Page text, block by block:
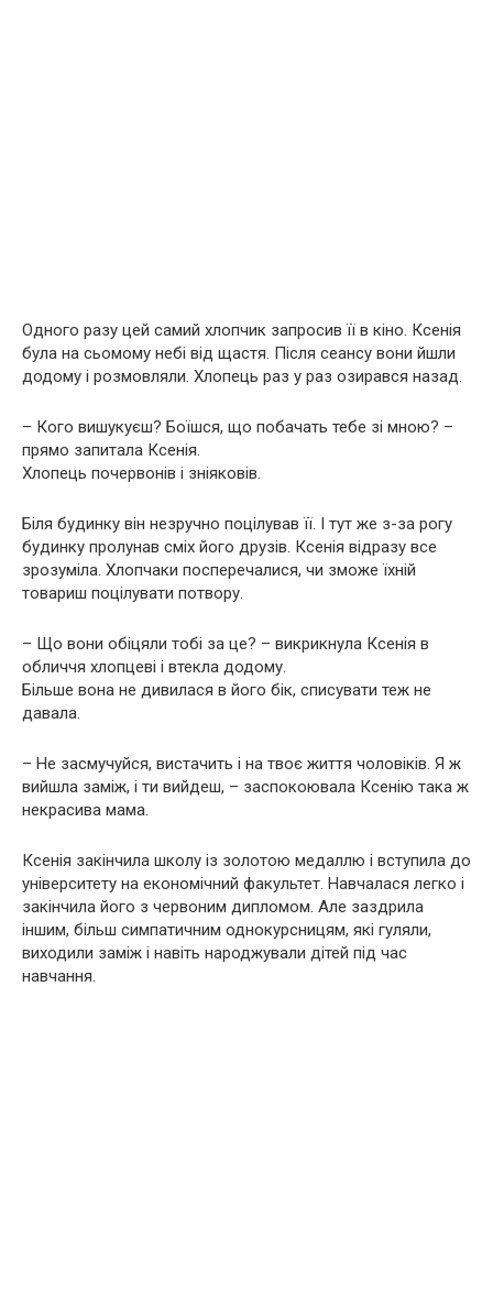
Одного разу цей самий хлопчик запросив її в кіно. Ксенія
була на сьомому небі від щастя. Після сеансу вони йшли
додому і розмовляли. Хлопець раз у раз озирався назад.
– Кого вишукуєш? Боїшся, що побачать тебе зі мною? –
прямо запитала Ксенія.
Хлопець почервонів і зніяковів.
Біля будинку він незручно поцілував її. І тут же з-за рогу
будинку пролунав сміх його друзів. Ксенія відразу все
зрозуміла. Хлопчаки посперечалися, чи зможе їхній
товариш поцілувати потвору.
– Що вони обіцяли тобі за це? – викрикнула Ксенія в
обличчя хлопцеві і втекла додому.
Більше вона не дивилася в його бік, списувати теж не
давала.
– Не засмучуйся, вистачить і на твоє життя чоловіків. Я ж
вийшла заміж, і ти вийдеш, – заспокоювала Ксенію така ж
некрасива мама.
Ксенія закінчила школу із золотою медаллю і вступила до
університету на економічний факультет. Навчалася легко і
закінчила його з червоним дипломом. Але заздрила
іншим, більш симпатичним однокурсницям, які гуляли,
виходили заміж і навіть народжували дітей під час
навчання.